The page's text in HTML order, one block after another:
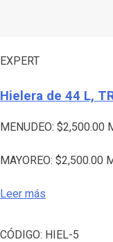
EXPERT
Hielera de 44 L,
MENUDEO: $2,500.00
MAYOREO: $2,500.00
Leer más
CÓDIGO: HIEL-5